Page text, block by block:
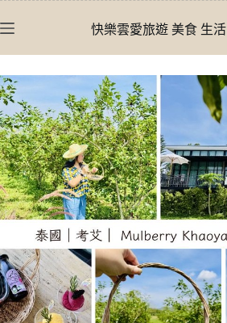
至
內
容
快樂雲愛旅遊 美食 生活